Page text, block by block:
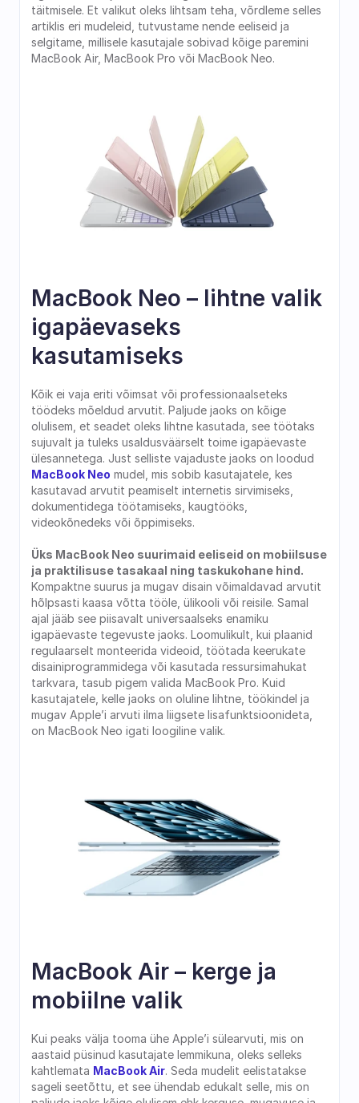
täitmisele. Et valikut oleks lihtsam teha, võrdleme selles
artiklis eri mudeleid, tutvustame nende eeliseid ja
selgitame, millisele kasutajale sobivad kõige paremini
MacBook Air, MacBook Pro või MacBook Neo.
MacBook Neo – lihtne valik
igapäevaseks
kasutamiseks
Kõik ei vaja eriti võimsat või professionaalseteks
töödeks mõeldud arvutit. Paljude jaoks on kõige
olulisem, et seadet oleks lihtne kasutada, see töötaks
sujuvalt ja tuleks usaldusväärselt toime igapäevaste
MacBook Neo mudel, mis sobib kasutajatele, kes
kasutavad arvutit peamiselt internetis sirvimiseks,
dokumentidega töötamiseks, kaugtööks,
videokõnedeks või õppimiseks.
Üks MacBook Neo suurimaid eeliseid on mobiilsuse
Kompaktne suurus ja mugav disain võimaldavad arvutit
hõlpsasti kaasa võtta tööle, ülikooli või reisile. Samal
ajal jääb see piisavalt universaalseks enamiku
igapäevaste tegevuste jaoks. Loomulikult, kui plaanid
regulaarselt monteerida videoid, töötada keerukate
disainiprogrammidega või kasutada ressursimahukat
tarkvara, tasub pigem valida MacBook Pro. Kuid
kasutajatele, kelle jaoks on oluline lihtne, töökindel ja
mugav Apple’i arvuti ilma liigsete lisafunktsioonideta,
on MacBook Neo igati loogiline valik.
MacBook Air – kerge ja
mobiilne valik
Kui peaks välja tooma ühe Apple’i sülearvuti, mis on
aastaid püsinud kasutajate lemmikuna, oleks selleks
kahtlemata MacBook Air. Seda mudelit eelistatakse
sageli seetõttu, et see ühendab edukalt selle, mis on